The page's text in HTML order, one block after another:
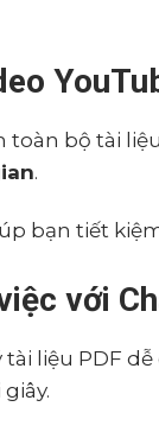
bộ tài
.
với
liệu PDF